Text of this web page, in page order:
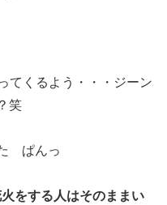
てくるよう・・・ジーン
笑
ぱんっ
をする人はそのままい